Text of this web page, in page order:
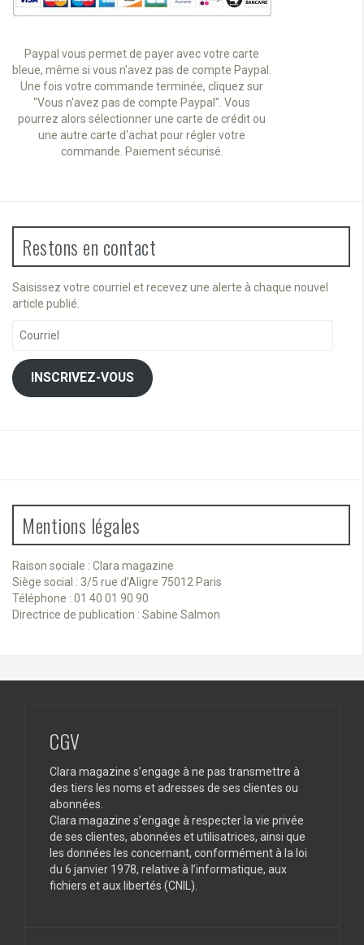
Paypal vous permet de payer avec votre carte
bleue, même si vous n'avez pas de compte Paypal.
Une fois votre commande terminée, cliquez sur
"Vous n'avez pas de compte Paypal". Vous
pourrez alors sélectionner une carte de crédit ou
une autre carte d'achat pour régler votre
commande. Paiement sécurisé.
Restons en contact
Saisissez votre courriel et recevez une alerte à chaque nouvel
article publié.
INSCRIVEZ-VOUS
Mentions légales
Raison sociale : Clara magazine
Siège social : 3/5 rue d’Aligre 75012 Paris
Téléphone : 01 40 01 90 90
Directrice de publication : Sabine Salmon
CGV
Clara magazine s’engage à ne pas transmettre à
des tiers les noms et adresses de ses clientes ou
abonnées.
Clara magazine s’engage à respecter la vie privée
de ses clientes, abonnées et utilisatrices, ainsi que
les données les concernant, conformément à la loi
du 6 janvier 1978, relative à l’informatique, aux
fichiers et aux libertés (CNIL).